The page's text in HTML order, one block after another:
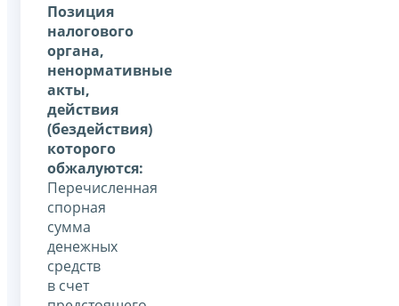
Позиция
налогового
органа,
ненормативные
акты,
действия
(бездействия)
которого
обжалуются:
Перечисленная
спорная
сумма
денежных
средств
в счет